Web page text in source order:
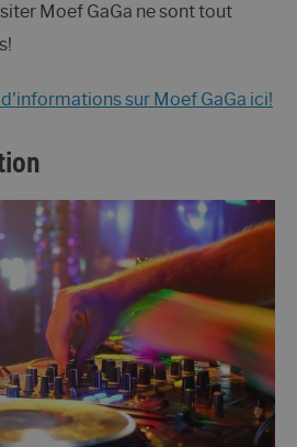
Moef GaGa ne sont tout
sur Moef GaGa ici!